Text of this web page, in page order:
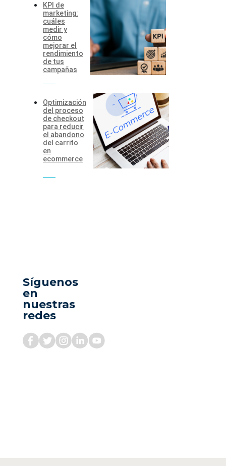
KPI de
marketing:
cuáles
medir y
cómo
mejorar el
rendimiento
de tus
campañas
Optimización
del proceso
de checkout
para reducir
el abandono
del carrito
en
ecommerce
Síguenos
en
nuestras
redes